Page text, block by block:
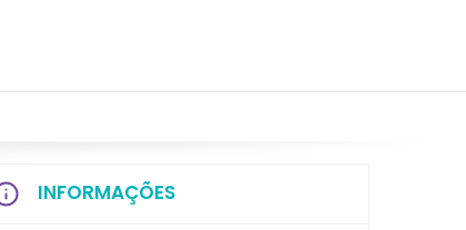
INFORMAÇÕES